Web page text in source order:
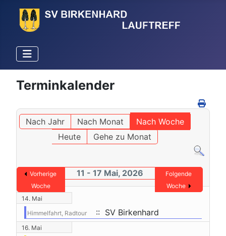
Terminkalender
Nach Jahr Nach Monat
Nach Woche
Heute
Gehe zu Monat
Vorherige
Woche
11 - 17 Mai, 2026
Folgende
Woche
14. Mai
Himmelfahrt, Radtour
:: SV Birkenhard
16. Mai